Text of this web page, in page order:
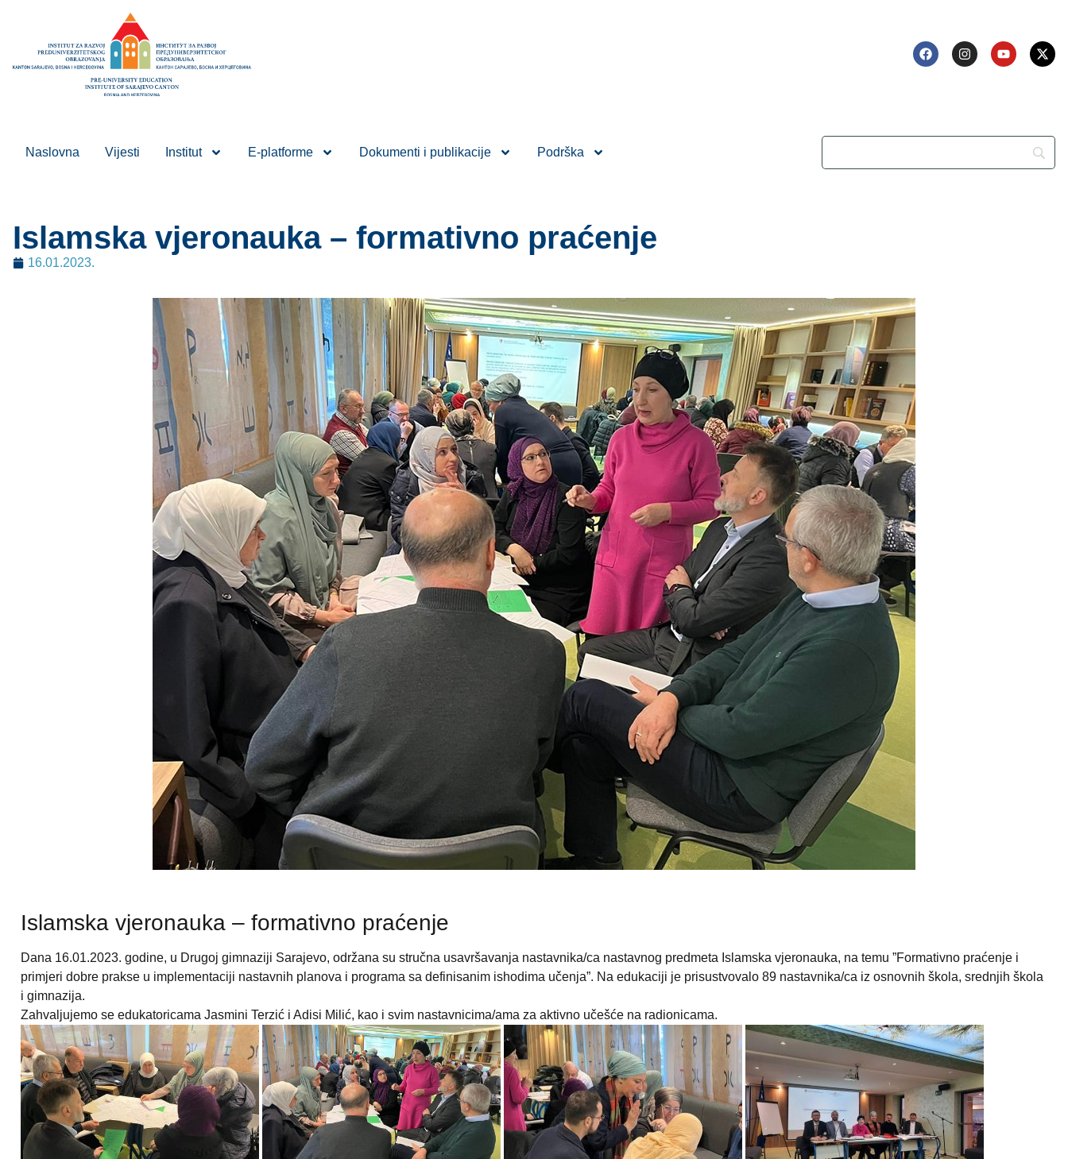
Naslovna Vijesti Institut E-platforme Dokumenti i publikacije Podrška
Islamska vjeronauka – formativno praćenje
16.01.2023.
Islamska vjeronauka – formativno praćenje
Dana 16.01.2023. godine, u Drugoj gimnaziji Sarajevo, održana su stručna usavršavanja nastavnika/ca nastavnog predmeta Islamska vjeronauka, na temu ”Formativno praćenje i
primjeri dobre prakse u implementaciji nastavnih planova i programa sa definisanim ishodima učenja”. Na edukaciji je prisustvovalo 89 nastavnika/ca iz osnovnih škola, srednjih škola
i gimnazija.
Zahvaljujemo se edukatoricama Jasmini Terzić i Adisi Milić, kao i svim nastavnicima/ama za aktivno učešće na radionicama.